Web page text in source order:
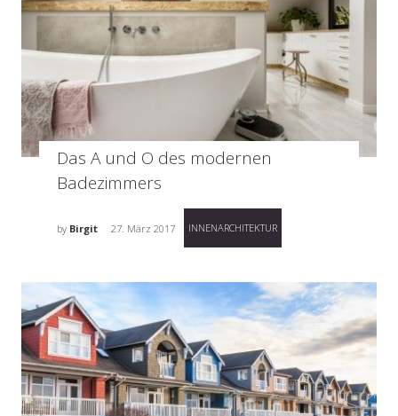
Das A und O des modernen
Badezimmers
by Birgit 27. März 2017 INNENARCHITEKTUR